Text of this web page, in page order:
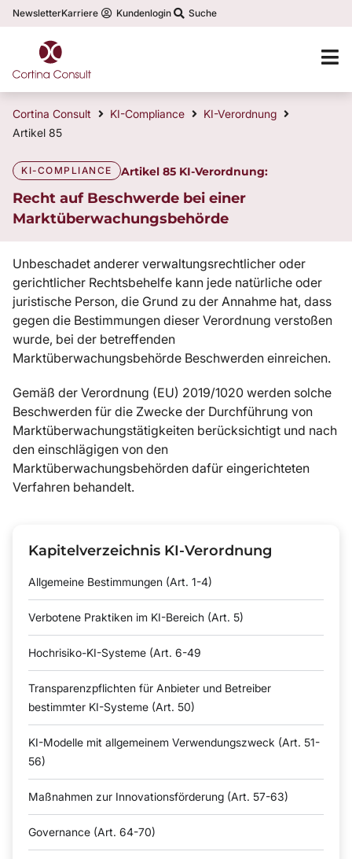
NewsletterKarriere Kundenlogin Suche
Cortina Consult KI-Compliance
KI-Verordnung
Artikel 85
KI-COMPLIANCE Artikel 85 KI-Verordnung:
Recht auf Beschwerde bei einer
Marktüberwachungsbehörde
Unbeschadet anderer verwaltungsrechtlicher oder
gerichtlicher Rechtsbehelfe kann jede natürliche oder
juristische Person, die Grund zu der Annahme hat, dass
gegen die Bestimmungen dieser Verordnung verstoßen
wurde, bei der betreffenden
Marktüberwachungsbehörde Beschwerden einreichen.
Gemäß der Verordnung (EU) 2019/1020 werden solche
Beschwerden für die Zwecke der Durchführung von
Marktüberwachungstätigkeiten berücksichtigt und nach
den einschlägigen von den
Marktüberwachungsbehörden dafür eingerichteten
Verfahren behandelt.
Kapitelverzeichnis KI-Verordnung
Allgemeine Bestimmungen (Art. 1-4)
Verbotene Praktiken im KI-Bereich (Art. 5)
Hochrisiko-KI-Systeme (Art. 6-49
Transparenzpflichten für Anbieter und Betreiber
bestimmter KI-Systeme (Art. 50)
KI-Modelle mit allgemeinem Verwendungszweck (Art. 51-
56)
Maßnahmen zur Innovationsförderung (Art. 57-63)
Governance (Art. 64-70)